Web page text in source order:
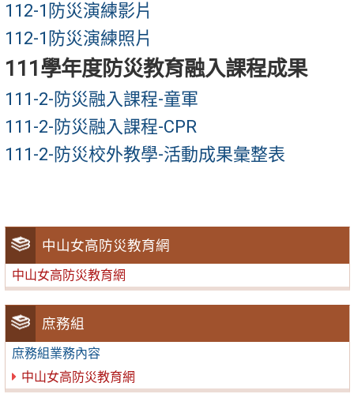
中山女高防災教育網
中山女高防災教育網
庶務組
庶務組業務內容
中山女高防災教育網
112-1防災演練影片
112-1防災演練照片
111學年度防災教育融入課程成果
111-2-防災融入課程-童軍
111-2-防災融入課程-CPR
111-2-防災校外教學-活動成果彙整表